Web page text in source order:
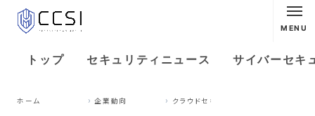
MENU
トップ セキュリティニュース サイバーセキ
ホーム 企業動向